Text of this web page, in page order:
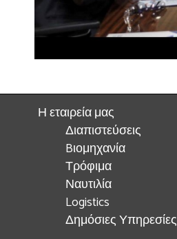
Η εταιρεία μας
Διαπιστεύσεις
Bιομηχανία
Τρόφιμα
Ναυτιλία
Logistics
Δημόσιες Υπηρεσίες